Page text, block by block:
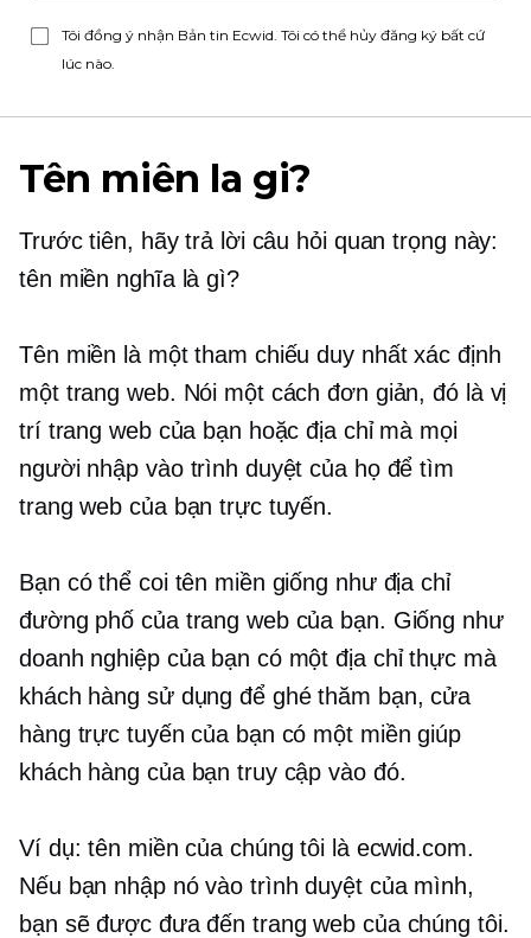
Tôi đồng ý nhận Bản tin Ecwid. Tôi có thể hủy đăng ký bất cứ
lúc nào.
Tên miên la gi?
Trước tiên, hãy trả lời câu hỏi quan trọng này:
tên miền nghĩa là gì?
Tên miền là một tham chiếu duy nhất xác định
một trang web. Nói một cách đơn giản, đó là vị
trí trang web của bạn hoặc địa chỉ mà mọi
người nhập vào trình duyệt của họ để tìm
trang web của bạn trực tuyến.
Bạn có thể coi tên miền giống như địa chỉ
đường phố của trang web của bạn. Giống như
doanh nghiệp của bạn có một địa chỉ thực mà
khách hàng sử dụng để ghé thăm bạn, cửa
hàng trực tuyến của bạn có một miền giúp
khách hàng của bạn truy cập vào đó.
Ví dụ: tên miền của chúng tôi là ecwid.com.
Nếu bạn nhập nó vào trình duyệt của mình,
bạn sẽ được đưa đến trang web của chúng tôi.